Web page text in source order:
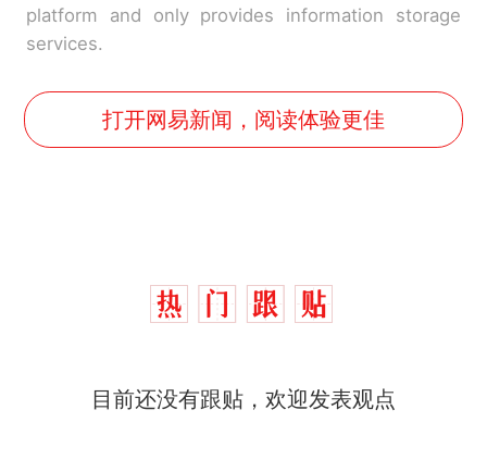
platform and only provides information storage
services.
打开网易新闻，阅读体验更佳
目前还没有跟贴，欢迎发表观点
热
十多万人报名的考试，成绩
家，刚改国名，总统就邀请中